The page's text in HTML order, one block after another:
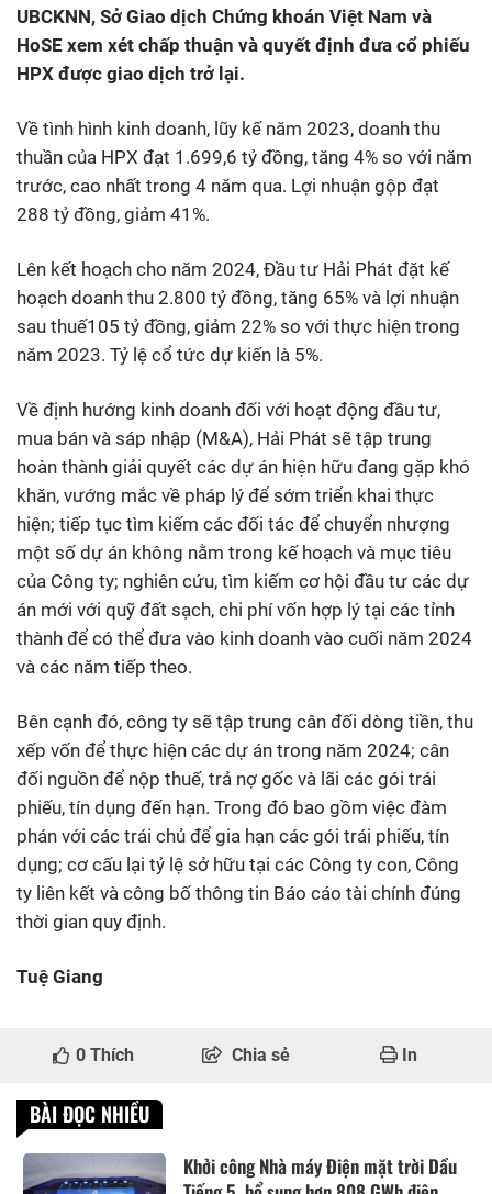
UBCKNN, Sở Giao dịch Chứng khoán Việt Nam và
HoSE xem xét chấp thuận và quyết định đưa cổ phiếu
HPX được giao dịch trở lại.
Về tình hình kinh doanh, lũy kế năm 2023, doanh thu
thuần của HPX đạt 1.699,6 tỷ đồng, tăng 4% so với năm
trước, cao nhất trong 4 năm qua. Lợi nhuận gộp đạt
288 tỷ đồng, giảm 41%.
Lên kết hoạch cho năm 2024, Đầu tư Hải Phát đặt kế
hoạch doanh thu 2.800 tỷ đồng, tăng 65% và lợi nhuận
sau thuế105 tỷ đồng, giảm 22% so với thực hiện trong
năm 2023. Tỷ lệ cổ tức dự kiến là 5%.
Về định hướng kinh doanh đối với hoạt động đầu tư,
mua bán và sáp nhập (M&A), Hải Phát sẽ tập trung
hoàn thành giải quyết các dự án hiện hữu đang gặp khó
khăn, vướng mắc về pháp lý để sớm triển khai thực
hiện; tiếp tục tìm kiếm các đối tác để chuyển nhượng
một số dự án không nằm trong kế hoạch và mục tiêu
của Công ty; nghiên cứu, tìm kiếm cơ hội đầu tư các dự
án mới với quỹ đất sạch, chi phí vốn hợp lý tại các tỉnh
thành để có thể đưa vào kinh doanh vào cuối năm 2024
và các năm tiếp theo.
Bên cạnh đó, công ty sẽ tập trung cân đối dòng tiền, thu
xếp vốn để thực hiện các dự án trong năm 2024; cân
đối nguồn để nộp thuế, trả nợ gốc và lãi các gói trái
phiếu, tín dụng đến hạn. Trong đó bao gồm việc đàm
phán với các trái chủ để gia hạn các gói trái phiếu, tín
dụng; cơ cấu lại tỷ lệ sở hữu tại các Công ty con, Công
ty liên kết và công bố thông tin Báo cáo tài chính đúng
thời gian quy định.
Tuệ Giang
0 Thích Chia sẻ In
BÀI ĐỌC NHIỀU
Khởi công Nhà máy Điện mặt trời Dầu